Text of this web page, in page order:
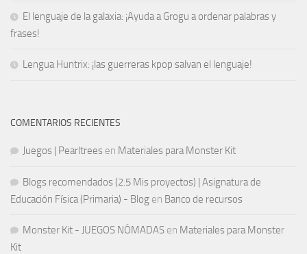
El lenguaje de la galaxia: ¡Ayuda a Grogu a ordenar palabras y
frases!
Lengua Huntrix: ¡las guerreras kpop salvan el lenguaje!
COMENTARIOS RECIENTES
Juegos | Pearltrees en Materiales para Monster Kit
Blogs recomendados (2.5 Mis proyectos) | Asignatura de
Educación Física (Primaria) - Blog en Banco de recursos
Monster Kit - JUEGOS NÓMADAS en Materiales para Monster
Kit